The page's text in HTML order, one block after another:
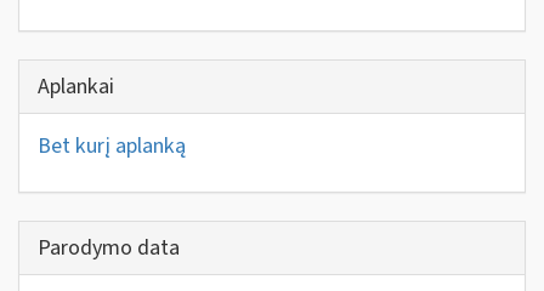
Aplankai
Bet kurį aplanką
Parodymo data